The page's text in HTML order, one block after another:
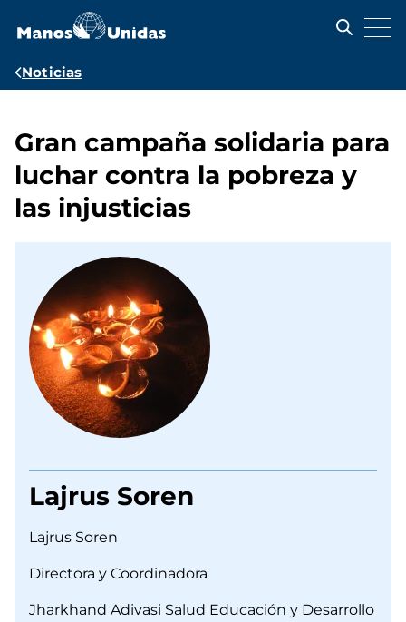
contenido
Ruta
Noticias
Gran campaña solidaria para
luchar contra la pobreza y
las injusticias
Lajrus Soren
Lajrus Soren
Directora y Coordinadora
Jharkhand Adivasi Salud Educación y Desarrollo